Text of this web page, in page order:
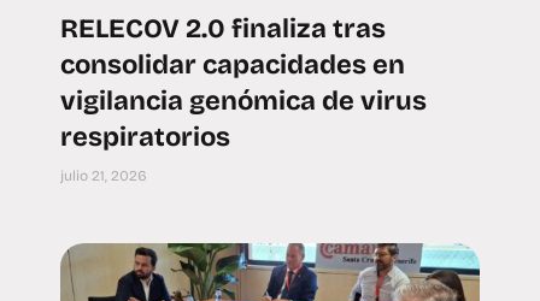
RELECOV 2.0 finaliza tras
consolidar capacidades en
vigilancia genómica de virus
respiratorios
julio 21, 2026